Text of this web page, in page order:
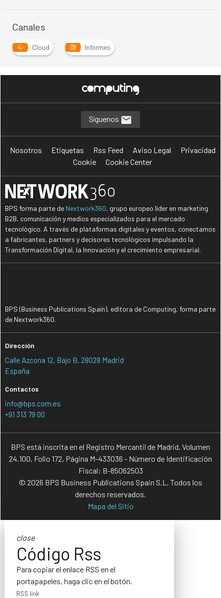
Canales
Cloud Informes
Síguenos
Nosotros Etiquetas Rss Feed Aviso Legal
Privacidad
Cookie
Cookie Center
BPS forma parte de Nextwork360, grupo europeo líder en marketing
B2B, comunicación y medios especializados para el mercado
tecnológico. A través de plataformas digitales y eventos, conectamos
a fabricantes, partners y decisores tecnológicos impulsando la
Transformación Digital, la Innovación y el crecimiento empresarial.
BPS (Business Publications Spain), editora de Computing, forma parte
de Nextwork360.
Dirección
Calle Azcona 12, Bajo B, 28028 Madrid
España
Contactos
info@bps.com.es
+91 313 79 00
BPS está inscrita en el Registro Mercantil de Madrid, Volumen
24.100, Folio 172, Página M-433036 - Número de Identificación
Fiscal: B-85062503
© 2026 BPS Business Publications Spain S.L. Todos los
derechos reservados.
Mapa del Sitio
close
Código Rss
Para copiar el enlace RSS en el
portapapeles, haga clic en el botón.
RSS link